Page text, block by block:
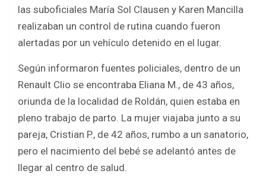
las suboficiales María Sol Clausen y Karen Mancilla
realizaban un control de rutina cuando fueron
alertadas por un vehículo detenido en el lugar.
Según informaron fuentes policiales, dentro de un
Renault Clio se encontraba Eliana M., de 43 años,
oriunda de la localidad de Roldán, quien estaba en
pleno trabajo de parto. La mujer viajaba junto a su
pareja, Cristian P., de 42 años, rumbo a un sanatorio,
pero el nacimiento del bebé se adelantó antes de
llegar al centro de salud.